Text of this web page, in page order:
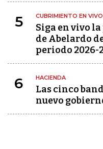
5 CUBRIMIENTO EN VIVO
Siga en vivo
de Abelardo
periodo 2026-
6 HACIENDA
Las cinco
nuevo